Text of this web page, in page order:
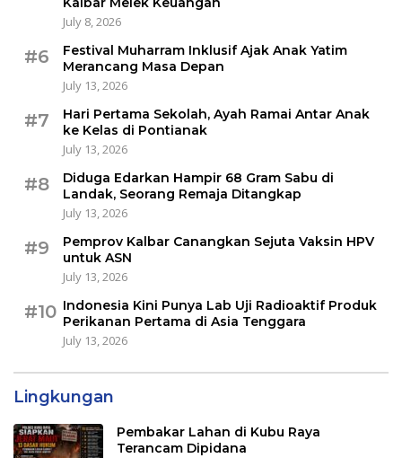
July 8, 2026
#6
Festival Muharram Inklusif Ajak Anak Yatim
Merancang Masa Depan
July 13, 2026
#7
Hari Pertama Sekolah, Ayah Ramai Antar Anak
ke Kelas di Pontianak
July 13, 2026
#8
Diduga Edarkan Hampir 68 Gram Sabu di
Landak, Seorang Remaja Ditangkap
July 13, 2026
#9
Pemprov Kalbar Canangkan Sejuta Vaksin HPV
untuk ASN
July 13, 2026
#10 Indonesia Kini Punya Lab Uji Radioaktif Produk
Perikanan Pertama di Asia Tenggara
July 13, 2026
Lingkungan
Pembakar Lahan di Kubu Raya
Terancam Dipidana